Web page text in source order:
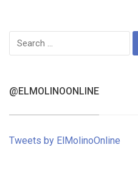
Search
for:
@ELMOLINOONLINE
Tweets by ElMolinoOnline